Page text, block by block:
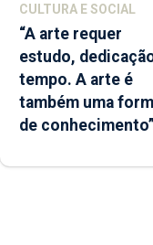
CULTURA E SOCIAL
“A arte requer
estudo,
tempo. A arte é
também uma
de conhecimento”